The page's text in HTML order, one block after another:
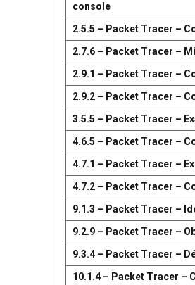
console
2.5.5 – Packet Tracer –
2.7.6 – Packet Tracer –
2.9.1 – Packet Tracer –
2.9.2 – Packet Tracer –
3.5.5 – Packet Tracer –
4.6.5 – Packet Tracer –
4.7.1 – Packet Tracer –
4.7.2 – Packet Tracer –
9.1.3 – Packet Tracer –
9.2.9 – Packet Tracer –
9.3.4 – Packet Tracer –
10.1.4 – Packet Tracer –